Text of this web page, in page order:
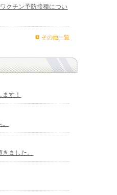
クチン予防接種につい
その他一覧
す！
ました。